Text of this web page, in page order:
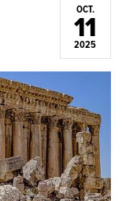
OCT.
11
2025